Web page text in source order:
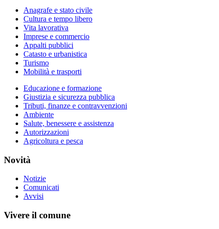
Anagrafe e stato civile
Cultura e tempo libero
Vita lavorativa
Imprese e commercio
Appalti pubblici
Catasto e urbanistica
Turismo
Mobilità e trasporti
Educazione e formazione
Giustizia e sicurezza pubblica
Tributi, finanze e contravvenzioni
Ambiente
Salute, benessere e assistenza
Autorizzazioni
Agricoltura e pesca
Novità
Notizie
Comunicati
Avvisi
Vivere il comune